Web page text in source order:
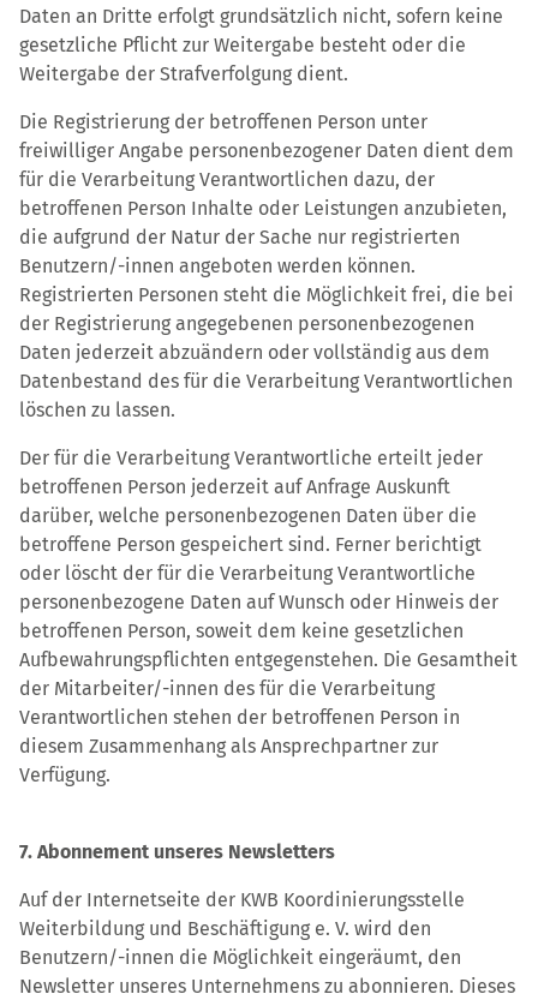
Daten an Dritte erfolgt grundsätzlich nicht, sofern keine
gesetzliche Pflicht zur Weitergabe besteht oder die
Weitergabe der Strafverfolgung dient.
Die Registrierung der betroffenen Person unter
freiwilliger Angabe personenbezogener Daten dient dem
für die Verarbeitung Verantwortlichen dazu, der
betroffenen Person Inhalte oder Leistungen anzubieten,
die aufgrund der Natur der Sache nur registrierten
Benutzern/-innen angeboten werden können.
Registrierten Personen steht die Möglichkeit frei, die bei
der Registrierung angegebenen personenbezogenen
Daten jederzeit abzuändern oder vollständig aus dem
Datenbestand des für die Verarbeitung Verantwortlichen
löschen zu lassen.
Der für die Verarbeitung Verantwortliche erteilt jeder
betroffenen Person jederzeit auf Anfrage Auskunft
darüber, welche personenbezogenen Daten über die
betroffene Person gespeichert sind. Ferner berichtigt
oder löscht der für die Verarbeitung Verantwortliche
personenbezogene Daten auf Wunsch oder Hinweis der
betroffenen Person, soweit dem keine gesetzlichen
Aufbewahrungspflichten entgegenstehen. Die Gesamtheit
der Mitarbeiter/-innen des für die Verarbeitung
Verantwortlichen stehen der betroffenen Person in
diesem Zusammenhang als Ansprechpartner zur
Verfügung.
7. Abonnement unseres Newsletters
Auf der Internetseite der KWB Koordinierungsstelle
Weiterbildung und Beschäftigung e. V. wird den
Benutzern/-innen die Möglichkeit eingeräumt, den
Newsletter unseres Unternehmens zu abonnieren. Dieses